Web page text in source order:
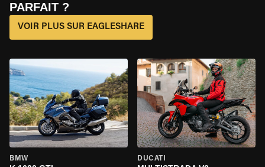
PARFAIT ?
VOIR PLUS SUR EAGLESHARE
BMW DUCATI